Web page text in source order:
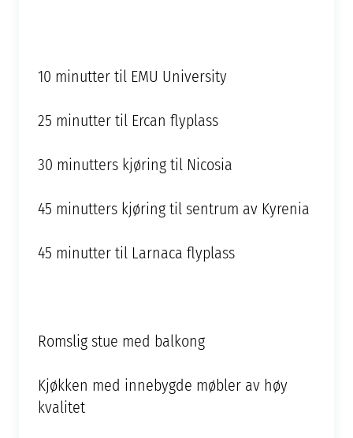
10 minutter til EMU University
25 minutter til Ercan flyplass
30 minutters kjøring til Nicosia
45 minutters kjøring til sentrum av Kyrenia
45 minutter til Larnaca flyplass
Romslig stue med balkong
Kjøkken med innebygde møbler av høy
kvalitet